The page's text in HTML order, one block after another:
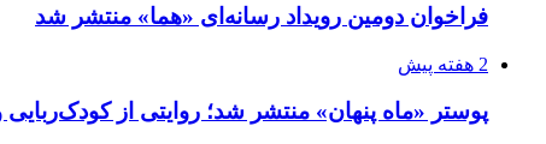
فراخوان دومین رویداد رسانه‌ای «هما» منتشر شد
2 هفته پیش
پوستر «ماه پنهان» منتشر شد؛ روایتی از